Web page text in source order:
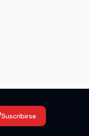
Suscribirse